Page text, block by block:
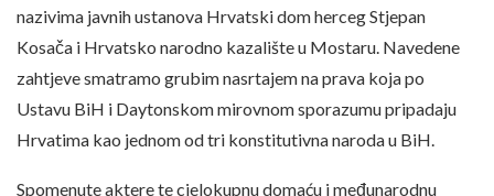
nazivima javnih ustanova Hrvatski dom herceg Stjepan
Kosača i Hrvatsko narodno kazalište u Mostaru. Navedene
zahtjeve smatramo grubim nasrtajem na prava koja po
Ustavu BiH i Daytonskom mirovnom sporazumu pripadaju
Hrvatima kao jednom od tri konstitutivna naroda u BiH.
Spomenute aktere te cjelokupnu domaću i međunarodnu